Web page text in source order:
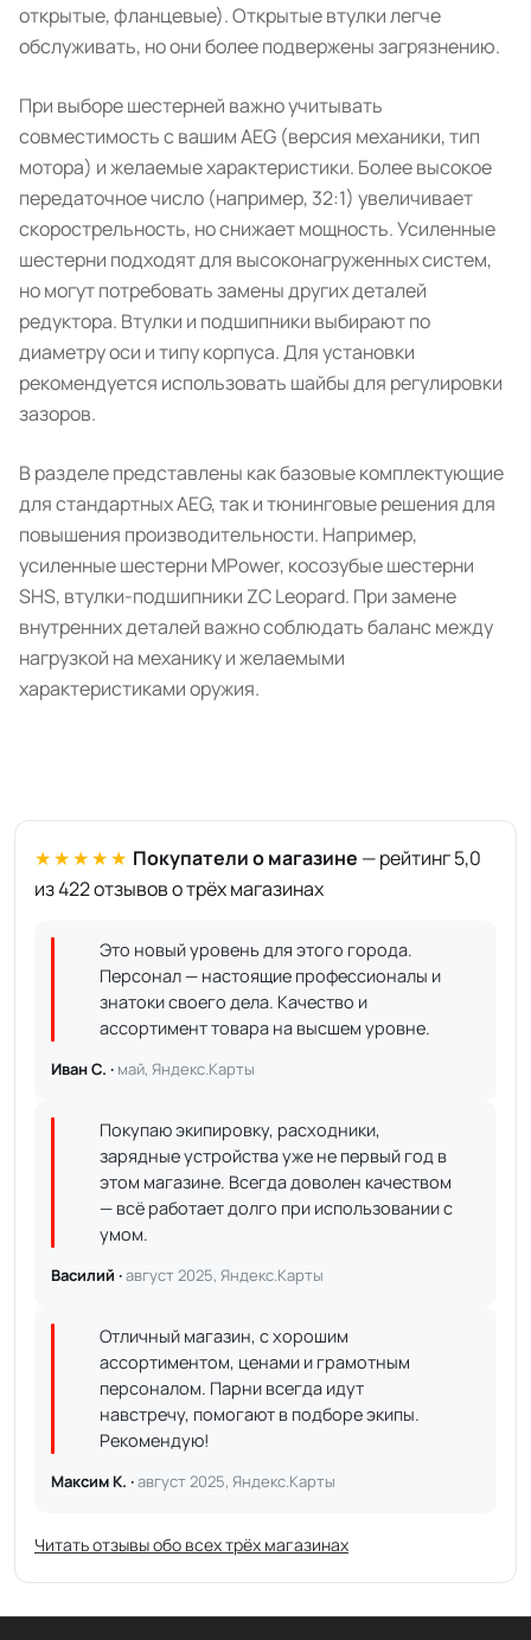
открытые, фланцевые). Открытые втулки легче
обслуживать, но они более подвержены загрязнению.
При выборе шестерней важно учитывать
совместимость с вашим AEG (версия механики, тип
мотора) и желаемые характеристики. Более высокое
передаточное число (например, 32:1) увеличивает
скорострельность, но снижает мощность. Усиленные
шестерни подходят для высоконагруженных систем,
но могут потребовать замены других деталей
редуктора. Втулки и подшипники выбирают по
диаметру оси и типу корпуса. Для установки
рекомендуется использовать шайбы для регулировки
зазоров.
В разделе представлены как базовые комплектующие
для стандартных AEG, так и тюнинговые решения для
повышения производительности. Например,
усиленные шестерни MPower, косозубые шестерни
SHS, втулки-подшипники ZC Leopard. При замене
внутренних деталей важно соблюдать баланс между
нагрузкой на механику и желаемыми
характеристиками оружия.
★★★★★ Покупатели о магазине — рейтинг 5,0
из 422 отзывов о трёх магазинах
Это новый уровень для этого города.
Персонал — настоящие профессионалы и
знатоки своего дела. Качество и
ассортимент товара на высшем уровне.
Иван С. · май, Яндекс.Карты
Покупаю экипировку, расходники,
зарядные устройства уже не первый год в
этом магазине. Всегда доволен качеством
— всё работает долго при использовании с
умом.
Василий ·август 2025, Яндекс.Карты
Отличный магазин, с хорошим
ассортиментом, ценами и грамотным
персоналом. Парни всегда идут
навстречу, помогают в подборе экипы.
Рекомендую!
Максим К. ·август 2025, Яндекс.Карты
Читать отзывы обо всех трёх магазинах